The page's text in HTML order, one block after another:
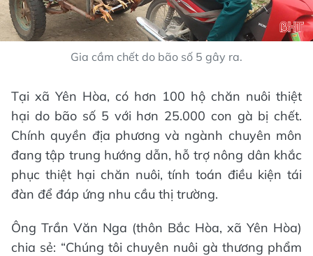
Gia cầm chết do bão số 5 gây ra.
Tại xã Yên Hòa, có hơn 100 hộ chăn nuôi thiệt
hại do bão số 5 với hơn 25.000 con gà bị chết.
Chính quyền địa phương và ngành chuyên môn
đang tập trung hướng dẫn, hỗ trợ nông dân khắc
phục thiệt hại chăn nuôi, tính toán điều kiện tái
đàn để đáp ứng nhu cầu thị trường.
Ông Trần Văn Nga (thôn Bắc Hòa, xã Yên Hòa)
chia sẻ: “Chúng tôi chuyên nuôi gà thương phẩm